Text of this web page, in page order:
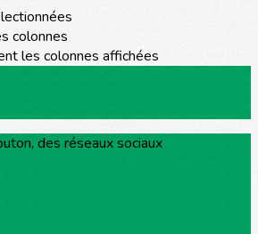
colonnes
les colonnes affichées
des réseaux sociaux